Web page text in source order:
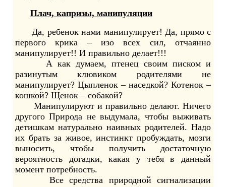
Плач, капризы, манипуляции
Да, ребенок нами манипулирует! Да, прямо с
первого крика – изо всех сил, отчаянно
манипулирует!! И правильно делает!!!
А как думаем, птенец своим писком и
разинутым клювиком родителями не
манипулирует? Цыпленок – наседкой? Котенок –
кошкой? Щенок – собакой?
Манипулируют и правильно делают. Ничего
другого Природа не выдумала, чтобы выживать
детишкам натурально наивных родителей. Надо
их брать за живое, инстинкт пробуждать, мозги
выносить, чтобы получить достаточную
вероятность догадки, какая у тебя в данный
момент потребность.
Все средства природной сигнализации